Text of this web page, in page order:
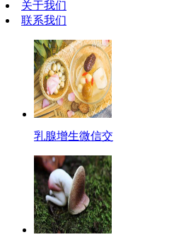
关于我们
联系我们
乳腺增生微信交